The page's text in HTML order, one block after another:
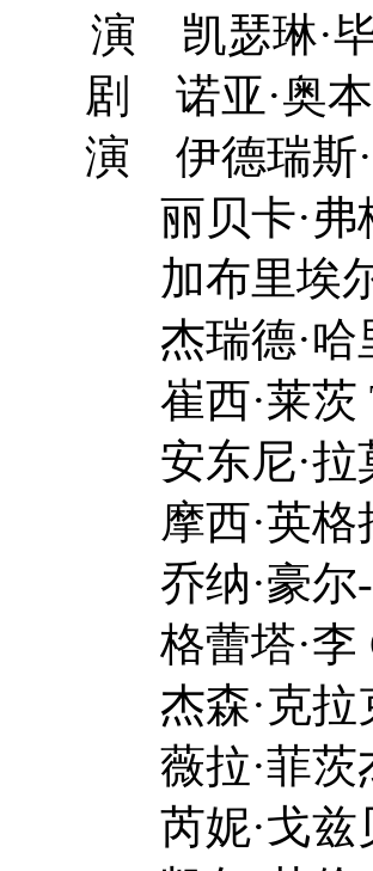
凯瑟琳·毕
诺亚·奥本海
伊德瑞斯·
卡·弗格森
里埃尔·巴
德·哈里斯
·莱茨
尼·拉莫斯
·英格拉姆
·豪尔-金
塔·李
·克拉克
·菲茨杰拉
·戈兹贝里